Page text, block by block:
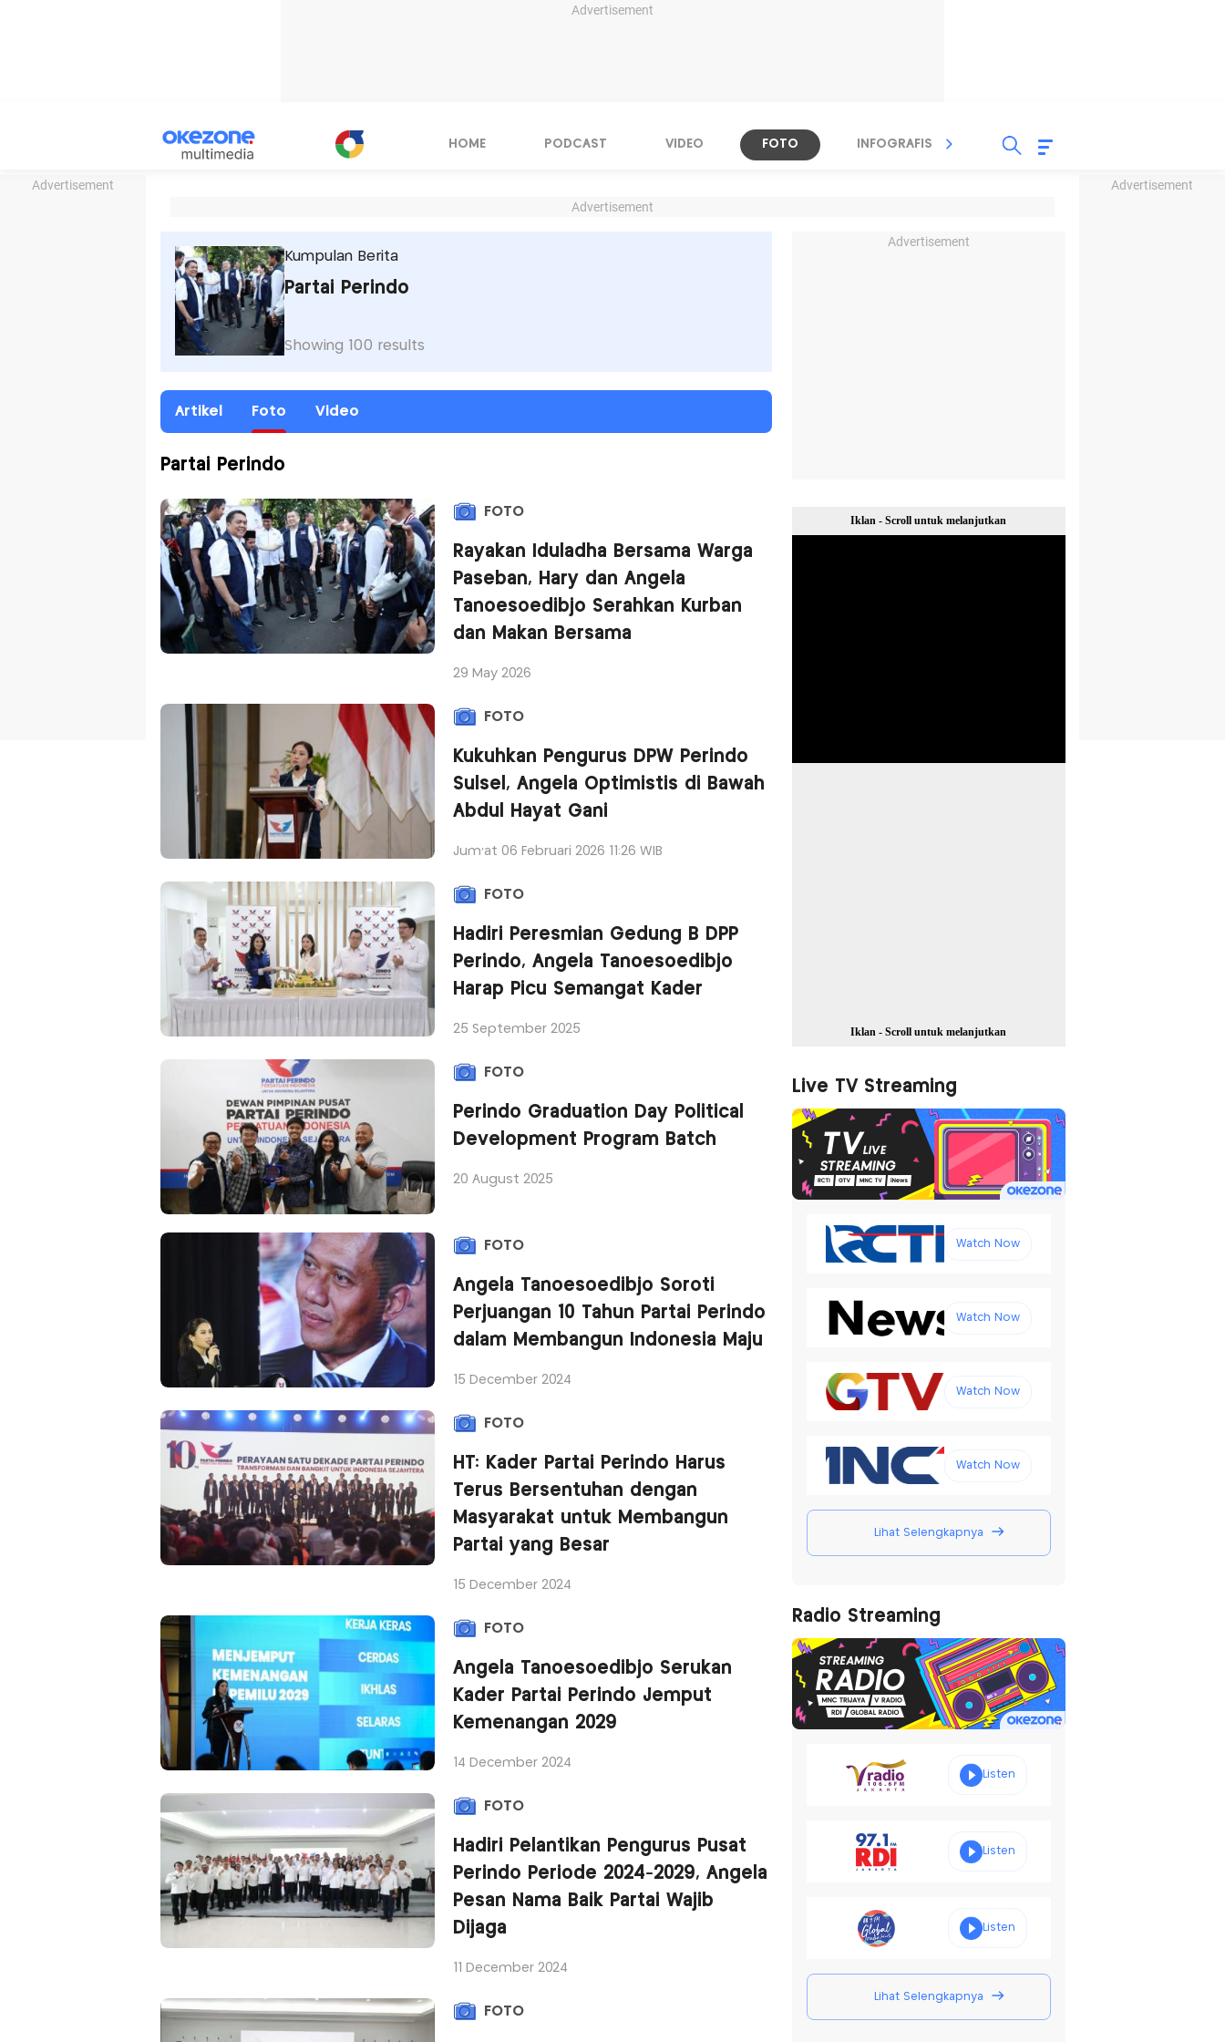
Advertisement
Advertisement Advertisement
HOME PODCAST VIDEO FOTO INFOGRAFIS TV STREAMING
Advertisement
Kumpulan Berita
Partai Perindo
Showing 100 results
Artikel Foto Video
Partai Perindo
FOTO
Rayakan Iduladha Bersama Warga
Paseban, Hary dan Angela
Tanoesoedibjo Serahkan Kurban
dan Makan Bersama
29 May 2026
FOTO
Kukuhkan Pengurus DPW Perindo
Sulsel, Angela Optimistis di Bawah
Abdul Hayat Gani
Jum'at 06 Februari 2026 11:26 WIB
FOTO
Hadiri Peresmian Gedung B DPP
Perindo, Angela Tanoesoedibjo
Harap Picu Semangat Kader
25 September 2025
FOTO
Perindo Graduation Day Political
Development Program Batch
20 August 2025
FOTO
Angela Tanoesoedibjo Soroti
Perjuangan 10 Tahun Partai Perindo
dalam Membangun Indonesia Maju
15 December 2024
FOTO
HT: Kader Partai Perindo Harus
Terus Bersentuhan dengan
Masyarakat untuk Membangun
Partai yang Besar
15 December 2024
FOTO
Angela Tanoesoedibjo Serukan
Kader Partai Perindo Jemput
Kemenangan 2029
14 December 2024
FOTO
Hadiri Pelantikan Pengurus Pusat
Perindo Periode 2024-2029, Angela
Pesan Nama Baik Partai Wajib
Dijaga
11 December 2024
FOTO
Advertisement
Iklan - Scroll untuk melanjutkan
Iklan - Scroll untuk melanjutkan
Live TV Streaming
Watch Now
Watch Now
Watch Now
Watch Now
Lihat Selengkapnya
Radio Streaming
Listen
Listen
Listen
Lihat Selengkapnya